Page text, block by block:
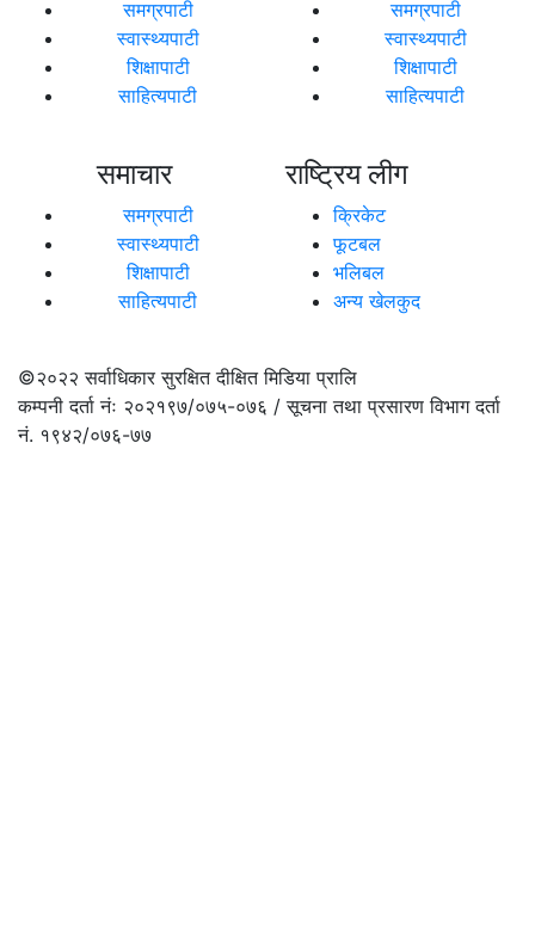
समग्रपाटी
स्वास्थ्यपाटी
शिक्षापाटी
साहित्यपाटी
समग्रपाटी
स्वास्थ्यपाटी
शिक्षापाटी
साहित्यपाटी
समाचार
समग्रपाटी
स्वास्थ्यपाटी
शिक्षापाटी
साहित्यपाटी
राष्ट्रिय लीग
क्रिकेट
फूटबल
भलिबल
अन्य खेलकुद
©२०२२सर्वाधिकार सुरक्षित दीक्षित मिडिया प्रालि
कम्पनी दर्ता नंः २०२१९७/०७५-०७६ / सूचना तथा प्रसारण विभाग दर्ता
नं. १९४२/०७६-७७